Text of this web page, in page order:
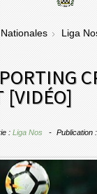
Liga
[VIDÉO]
: Liga Nos Publication